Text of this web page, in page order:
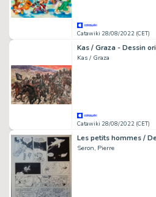
Catawiki 28/08/2022 (CET)
Kas / Graza
Catawiki 28/08/2022 (CET)
Seron, Pierre